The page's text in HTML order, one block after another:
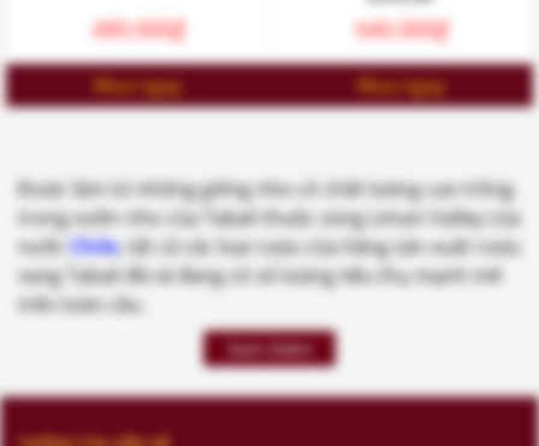
490.000₫
Mua ngay
640.000₫
Mua ngay
Được làm từ những giống nho có chất lượng cao trồng
trong vườn nho của Tabali thuộc vùng Limari Valley của
nước Chile, tất cả các loại rượu của hãng sản xuất rượu
vang Tabali đã và đang có số lượng tiêu thụ mạnh mẽ
trên toàn cầu.
Xem thêm